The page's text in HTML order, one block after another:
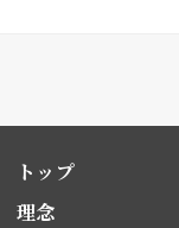
トップ
理念